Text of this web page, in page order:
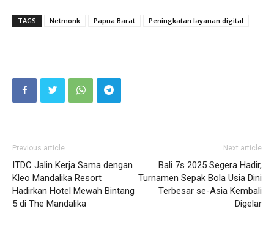
TAGS Netmonk Papua Barat Peningkatan layanan digital
Previous article
ITDC Jalin Kerja Sama dengan
Kleo Mandalika Resort
Hadirkan Hotel Mewah Bintang
5 di The Mandalika
Next article
Bali 7s 2025 Segera Hadir,
Turnamen Sepak Bola Usia Dini
Terbesar se-Asia Kembali
Digelar